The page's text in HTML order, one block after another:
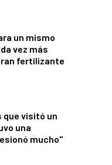
un mismo
vez más
fertilizante
que visitó un
una
mucho"